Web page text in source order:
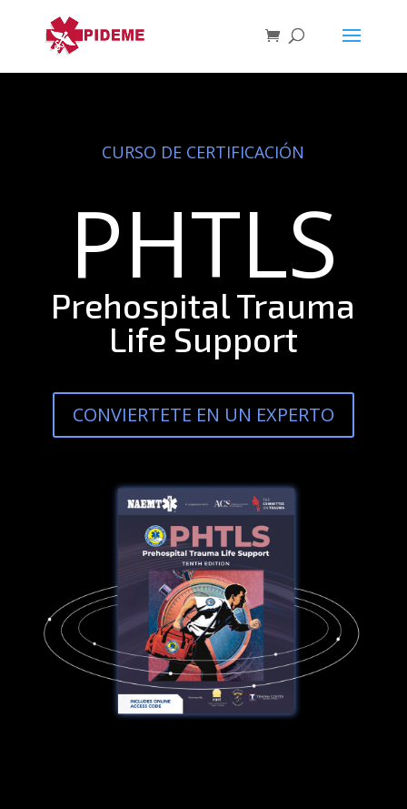
CURSO DE CERTIFICACIÓN
PHTLS
Prehospital Trauma
Life Support
CONVIERTETE EN UN EXPERTO